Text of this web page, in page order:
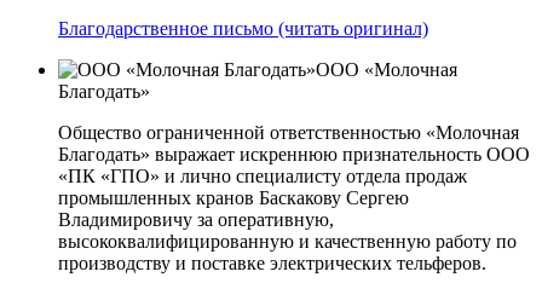
Благодарственное письмо (читать оригинал)
ООО «Молочная
Благодать»
Общество ограниченной ответственностью «Молочная
Благодать» выражает искреннюю признательность ООО
«ПК «ГПО» и лично специалисту отдела продаж
промышленных кранов Баскакову Сергею
Владимировичу за оперативную,
высококвалифицированную и качественную работу по
производству и поставке электрических тельферов.